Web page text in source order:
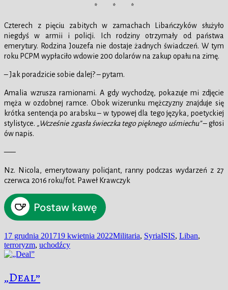
* * *
Czterech z pięciu zabitych w zamachach Libańczyków służyło
niegdyś w armii i policji. Ich rodziny otrzymały od państwa
emerytury. Rodzina Jouzefa nie dostaje żadnych świadczeń. W tym
roku PCPM wypłaciło wdowie 200 dolarów na zakup opału na zimę.
– Jak poradzicie sobie dalej? – pytam.
Amalia wzrusza ramionami. A gdy wychodzę, pokazuje mi zdjęcie
męża w ozdobnej ramce. Obok wizerunku mężczyzny znajduje się
krótka sentencja po arabsku – w typowej dla tego języka, poetyckiej
stylistyce. „Wcześnie zgasła świeczka tego pięknego uśmiechu”– głosi
ów napis.
—–
Nz. Nicola, emerytowany policjant, ranny podczas wydarzeń z 27
czerwca 2016 roku/fot. Paweł Krawczyk
Data
publikacji
17 grudnia 201719 kwietnia 2022Kategorie
Militaria, SyriaTagi
ISIS, Liban,
terroryzm, uchodźcy
„Deal”